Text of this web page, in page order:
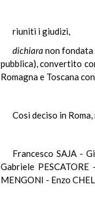
riuniti i giudizi,
dichiara non
pubblica), convertito
Romagna e Toscana
Così deciso in
Francesco SAJA -
Gabriele
MENGONI - Enzo